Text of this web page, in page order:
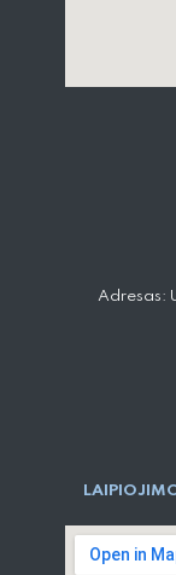
Adresas: